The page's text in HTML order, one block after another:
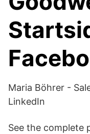
Maria Böhrer -
LinkedIn
See the complete